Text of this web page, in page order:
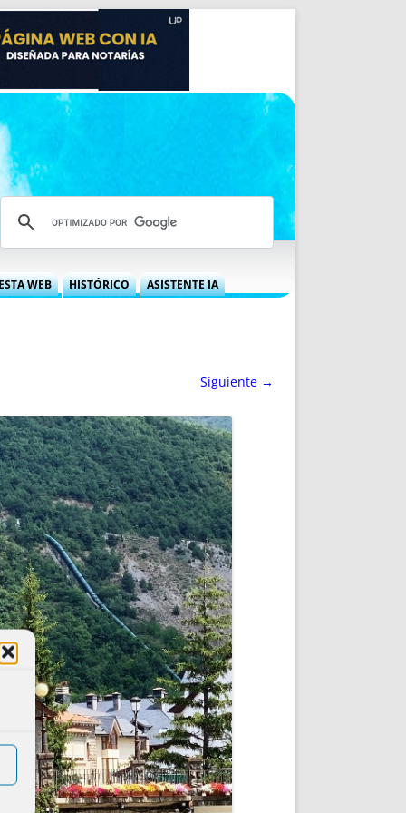
IRPF
WEB
CONVENCIONES ANUALES
NUEVA ETAPA
POLÍTICA DE PRIVACIDAD
AVISO LEGAL
REPORTAR INCIDENCIA
LOGOTIPO
ENTREVISTAS
SONRISA
ENVÍA CORREO
CANALES DE VÍDEO
HISTÓRICO ASISTENTE IA
Siguiente →